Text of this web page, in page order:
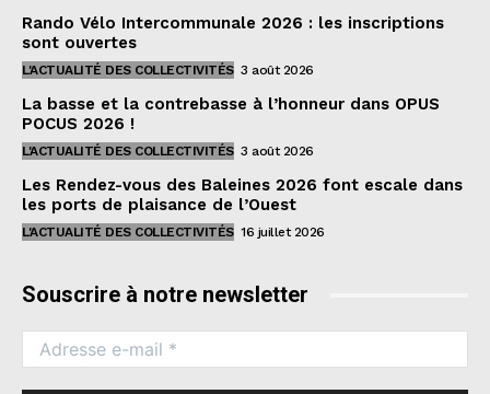
Rando Vélo Intercommunale 2026 : les inscriptions
sont ouvertes
L'ACTUALITÉ DES COLLECTIVITÉS 3 août 2026
La basse et la contrebasse à l’honneur dans OPUS
POCUS 2026 !
L'ACTUALITÉ DES COLLECTIVITÉS 3 août 2026
Les Rendez-vous des Baleines 2026 font escale dans
les ports de plaisance de l’Ouest
L'ACTUALITÉ DES COLLECTIVITÉS 16 juillet 2026
Souscrire à notre newsletter